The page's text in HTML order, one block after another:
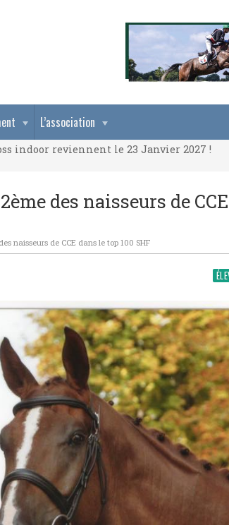
L’association
indoor reviennent le 23 Janvier 2027 !
indoor reviennent le 23 Janvier 2027 !
des naisseurs de
naisseurs de CCE dans le top 100 SHF